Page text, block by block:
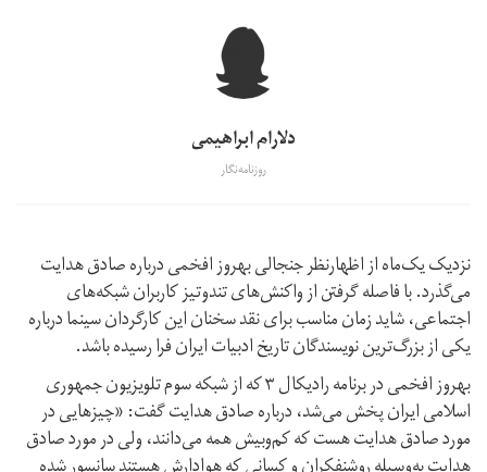
دلارام ابراهیمی
روزنامه‌نگار
نزدیک یک‌ماه از اظهارنظر جنجالی بهروز افخمی درباره صادق هدایت
می‌گذرد‌. با فاصله گرفتن از واکنش‌‌های تند‌و‌تیز کاربران شبکه‌های
اجتماعی، شاید زمان مناسب برای نقد سخنان این کارگردان سینما درباره
یکی از بزرگ‌ترین نویسندگان تاریخ ادبیات ایران فرا رسیده باشد.
بهروز افخمی در برنامه رادیکال ۳ که از شبکه سوم تلویزیون جمهوری
اسلامی ایران پخش می‌شد، درباره صادق هدایت گفت: «چیز‌هایی در
مورد صادق هدایت هست که کم‌و‌بیش همه می‌دانند، ولی در مورد صادق